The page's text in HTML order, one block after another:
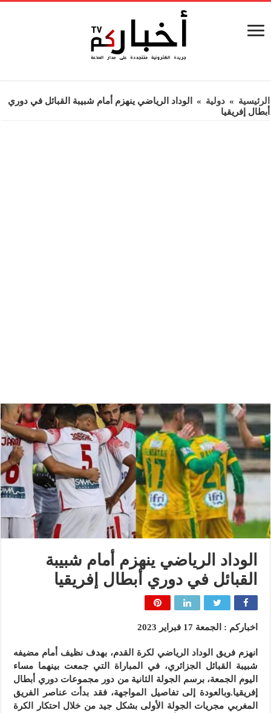
الرئيسية » دولية »
الوداد الرياضي ينهزم أمام شبيبة القبائل في دوري
أبطال إفريقيا
الوداد الرياضي ينهزم أمام شبيبة
القبائل في دوري أبطال إفريقيا
اخباركم : الجمعة 17 فبراير 2023
انهزم فريق الوداد الرياضي لكرة القدم، بهدف نظيف أمام مضيفه
شبيبة القبائل الجزائري، في المباراة التي جمعت بينهما مساء
اليوم الجمعة، برسم الجولة الثانية من دور مجموعات دوري أبطال
إفريقيا.وبالعودة إلى تفاصيل المواجهة، فقد بدأت عناصر الفريق
المغربي مجريات الجولة الأولى بشكل جيد من خلال احتكار الكرة